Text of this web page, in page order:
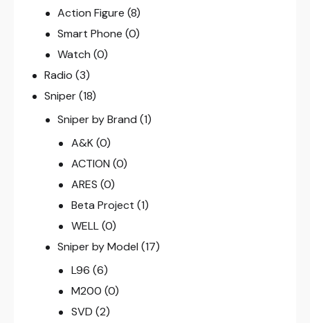
Action Figure (8)
Smart Phone (0)
Watch (0)
Radio (3)
Sniper(18)
Sniper by Brand (1)
A&K (0)
ACTION (0)
ARES (0)
Beta Project (1)
WELL (0)
Sniper by Model (17)
L96 (6)
M200 (0)
SVD (2)